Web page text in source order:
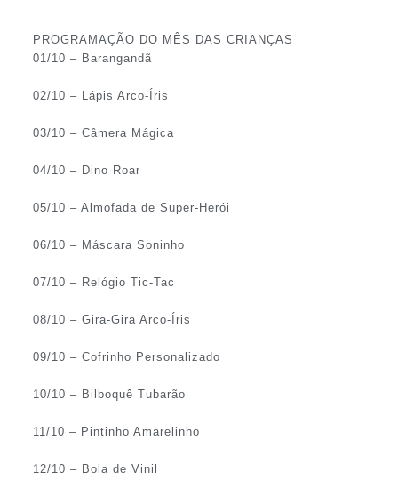
PROGRAMAÇÃO DO MÊS DAS CRIANÇAS
01/10 – Barangandã
02/10 – Lápis Arco-Íris
03/10 – Câmera Mágica
04/10 – Dino Roar
05/10 – Almofada de Super-Herói
06/10 – Máscara Soninho
07/10 – Relógio Tic-Tac
08/10 – Gira-Gira Arco-Íris
09/10 – Cofrinho Personalizado
10/10 – Bilboquê Tubarão
11/10 – Pintinho Amarelinho
12/10 – Bola de Vinil